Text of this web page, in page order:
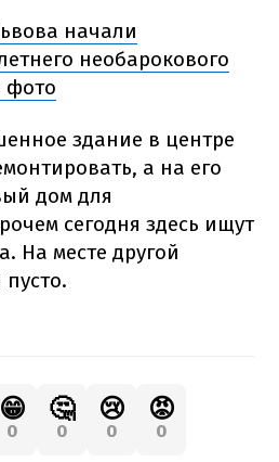
начали
необарокового
фото
здание в центре
а на его
дом для
сегодня здесь ищут
На месте другой
😁
0
🤔
0
😢
0
😡
0